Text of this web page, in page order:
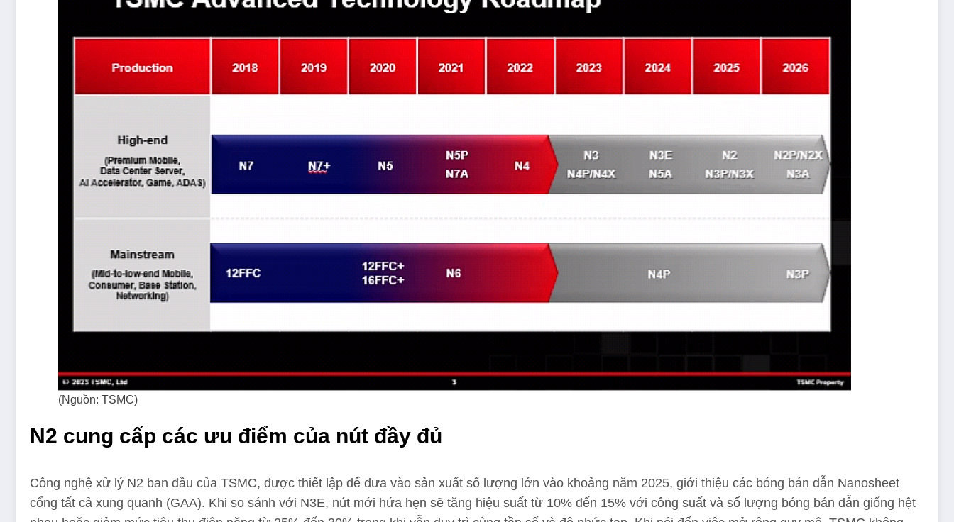
(Nguồn: TSMC)
N2 cung cấp các ưu điểm của nút đầy đủ
Công nghệ xử lý N2 ban đầu của TSMC, được thiết lập để đưa vào sản xuất số lượng lớn vào khoảng năm 2025, giới thiệu các bóng bán dẫn Nanosheet
cổng tất cả xung quanh (GAA). Khi so sánh với N3E, nút mới hứa hẹn sẽ tăng hiệu suất từ ​​10% đến 15% với công suất và số lượng bóng bán dẫn giống hệt